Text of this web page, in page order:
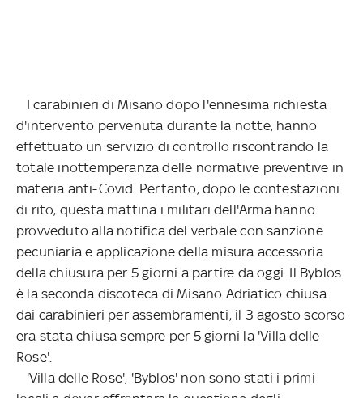
I carabinieri di Misano dopo l'ennesima richiesta
d'intervento pervenuta durante la notte, hanno
effettuato un servizio di controllo riscontrando la
totale inottemperanza delle normative preventive in
materia anti-Covid. Pertanto, dopo le contestazioni
di rito, questa mattina i militari dell'Arma hanno
provveduto alla notifica del verbale con sanzione
pecuniaria e applicazione della misura accessoria
della chiusura per 5 giorni a partire da oggi. Il Byblos
è la seconda discoteca di Misano Adriatico chiusa
dai carabinieri per assembramenti, il 3 agosto scorso
era stata chiusa sempre per 5 giorni la 'Villa delle
Rose'.
'Villa delle Rose', 'Byblos' non sono stati i primi